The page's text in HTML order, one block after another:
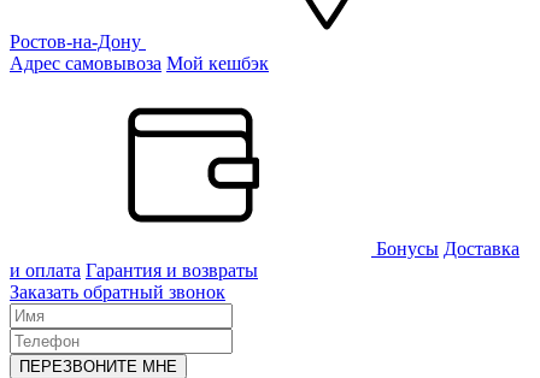
Ростов-на-Дону
Адрес самовывоза Мой кешбэк
Бонусы Доставка
и оплата Гарантия и возвраты
Заказать обратный звонок
ПЕРЕЗВОНИТЕ МНЕ